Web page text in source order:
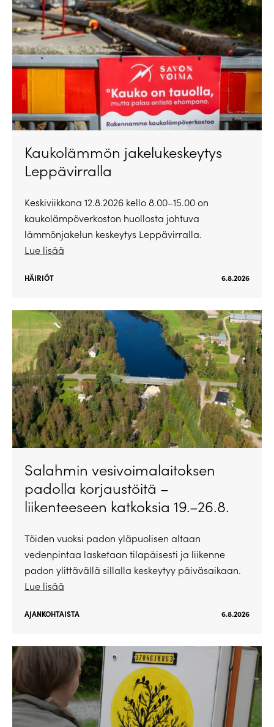
Kaukolämmön jakelukeskeytys
Leppävirralla
Keskiviikkona 12.8.2026 kello 8.00–15.00 on
kaukolämpöverkoston huollosta johtuva
lämmönjakelun keskeytys Leppävirralla.
Lue lisää
HÄIRIÖT 6.8.2026
Salahmin vesivoimalaitoksen
padolla korjaustöitä –
liikenteeseen katkoksia 19.–26.8.
Töiden vuoksi padon yläpuolisen altaan
vedenpintaa lasketaan tilapäisesti ja liikenne
padon ylittävällä sillalla keskeytyy päiväsaikaan.
Lue lisää
AJANKOHTAISTA 6.8.2026